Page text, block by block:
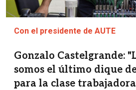
Con el presidente de AUTE
Gonzalo Castelgrande:
somos el último dique
para la clase